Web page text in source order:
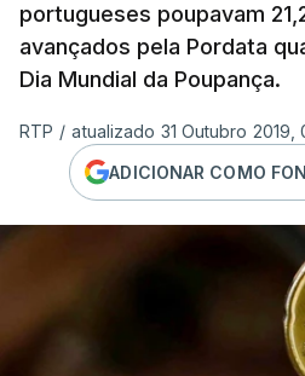
portugueses poupavam
avançados pela Pordata
Dia Mundial da Poupança.
RTP / atualizado 31 Outubro 2019,
ADICIONAR COMO